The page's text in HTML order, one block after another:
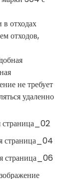
отходах
отходов,
не требует
удаленно